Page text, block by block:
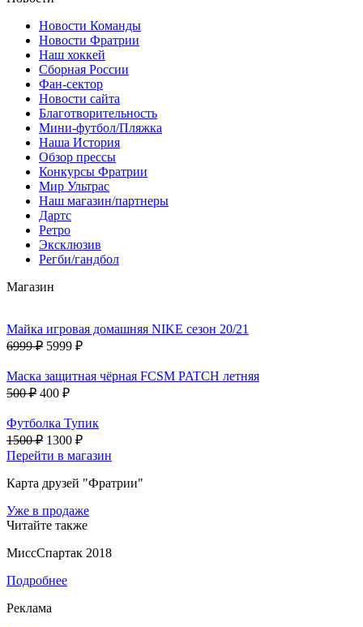
Новости Команды
Новости Фратрии
Наш хоккей
Сборная России
Фан-cектор
Новости сайта
Благотворительность
Мини-футбол/Пляжка
Наша История
Обзор прессы
Конкурсы Фратрии
Мир Ультрас
Наш магазин/партнеры
Дартс
Ретро
Эксклюзив
Регби/гандбол
Магазин
Майка игровая домашняя NIKE сезон 20/21
6999 ₽ 5999 ₽
Маска защитная чёрная FCSM PATCH летняя
500 ₽ 400 ₽
Футболка Тупик
1500 ₽ 1300 ₽
Перейти в магазин
Карта друзей "Фратрии"
Уже в продаже
Читайте также
МиссСпартак 2018
Подробнее
Реклама